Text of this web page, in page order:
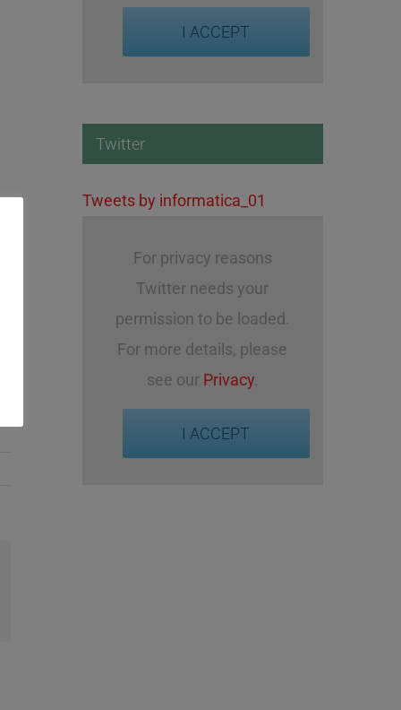
I ACCEPT
Twitter
Tweets by informatica_01
For privacy reasons
Twitter needs your
permission to be loaded.
For more details, please
see our Privacy.
I ACCEPT